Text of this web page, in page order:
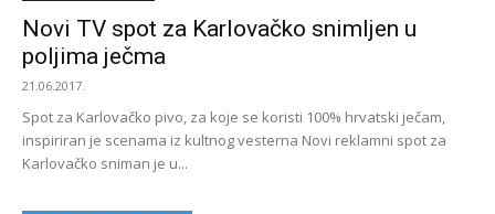
Novi TV spot za Karlovačko snimljen u
poljima ječma
21.06.2017.
Spot za Karlovačko pivo, za koje se koristi 100% hrvatski ječam,
inspiriran je scenama iz kultnog vesterna Novi reklamni spot za
Karlovačko sniman je u...